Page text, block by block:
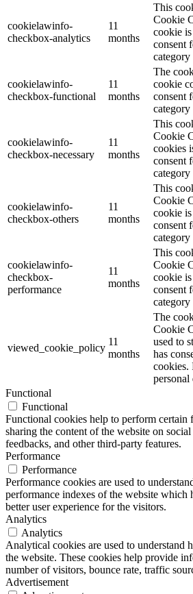
cookielawinfo-
checkbox-analytics
11
months
This
Cookie
cookie is
consent
cookielawinfo-
checkbox-functional
11
months
The
cookie
consent
cookielawinfo-
checkbox-necessary
11
months
This
Cookie
cookies
consent
cookielawinfo-
checkbox-others
11
months
This
Cookie
cookie is
consent
cookielawinfo-
checkbox-
performance
11
months
This
Cookie
cookie is
consent
viewed_cookie_policy
11
months
The
Cookie
used to
has
cookies.
personal
Functional
Functional
Functional cookies help to perform certain
sharing the content of the website on
feedbacks, and other third-party features.
Performance
Performance
Performance cookies are used to
performance indexes of the website which
better user experience for the visitors.
Analytics
Analytics
Analytical cookies are used to understand
the website. These cookies help provide
number of visitors, bounce rate, traffic
Advertisement